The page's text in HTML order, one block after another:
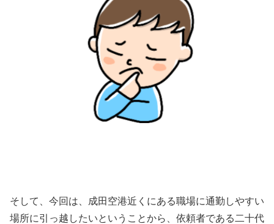
そして、今回は、成田空港近くにある職場に通勤しやすい
場所に引っ越したいということから、依頼者である二十代